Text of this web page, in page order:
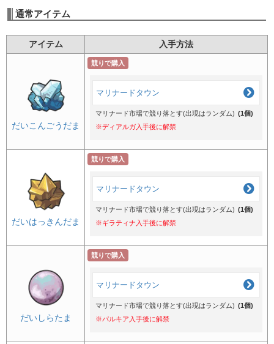
通常アイテム
アイテム 入手方法
だいこんごうだま
競りで購入
マリナードタウン
マリナード市場で競り落とす(出現はランダム) (1個)
※ディアルガ入手後に解禁
だいはっきんだま
競りで購入
マリナードタウン
マリナード市場で競り落とす(出現はランダム) (1個)
※ギラティナ入手後に解禁
だいしらたま
競りで購入
マリナードタウン
マリナード市場で競り落とす(出現はランダム) (1個)
※パルキア入手後に解禁